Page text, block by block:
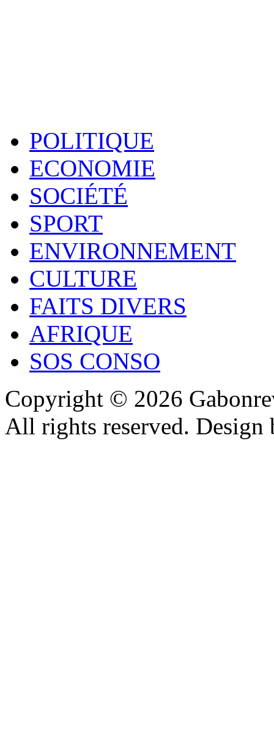
POLITIQUE
ECONOMIE
SOCIÉTÉ
SPORT
ENVIRONNEMENT
CULTURE
FAITS DIVERS
AFRIQUE
SOS CONSO
Copyright © 2026
All rights reserved.